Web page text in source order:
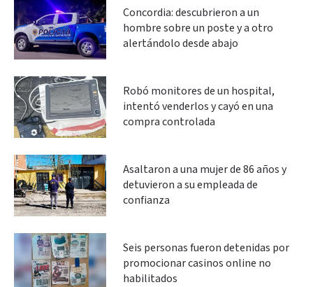
Concordia: descubrieron a un
hombre sobre un poste y a otro
alertándolo desde abajo
Robó monitores de un hospital,
intentó venderlos y cayó en una
compra controlada
Asaltaron a una mujer de 86 años y
detuvieron a su empleada de
confianza
Seis personas fueron detenidas por
promocionar casinos online no
habilitados